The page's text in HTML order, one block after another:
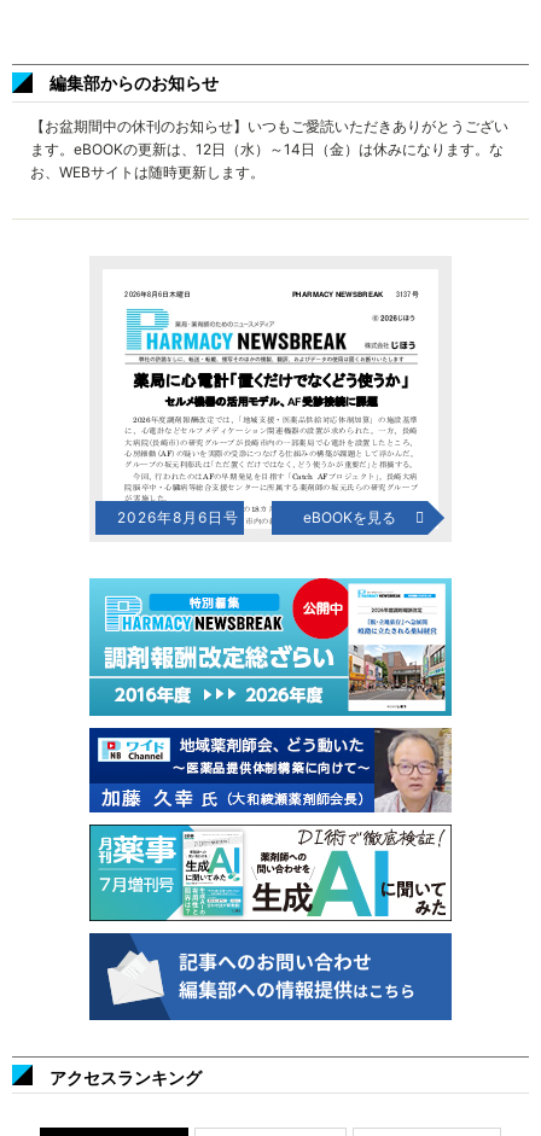
編集部からのお知らせ
【お盆期間中の休刊のお知らせ】いつもご愛読いただきありがとうござい
ます。eBOOKの更新は、12日（水）～14日（金）は休みになります。な
お、WEBサイトは随時更新します。
2026年8月6日号 eBOOKを見る
アクセスランキング